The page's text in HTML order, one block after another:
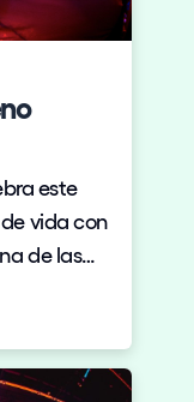
este
vida con
de las